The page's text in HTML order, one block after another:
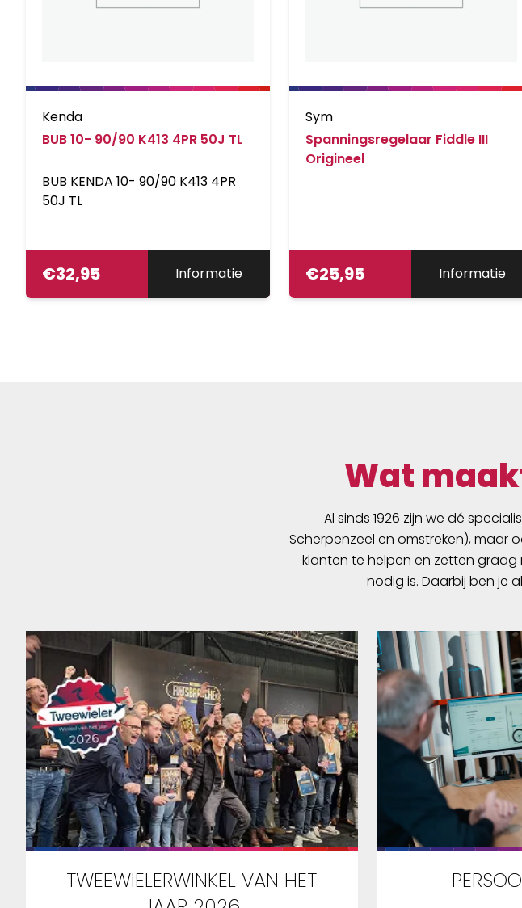
Kenda
BUB 10- 90/90 K413 4PR 50J TL
BUB KENDA 10- 90/90 K413 4PR
50J TL
€32,95 Informatie
Sym
Spanningsregelaar Fiddle III
Origineel
€25,95 Informatie
Wat
Al sinds 1926 zijn we dé
Scherpenzeel en omstreken), maar
klanten te helpen en zetten
nodig is. Daarbij ben je
TWEEWIELERWINKEL VAN HET